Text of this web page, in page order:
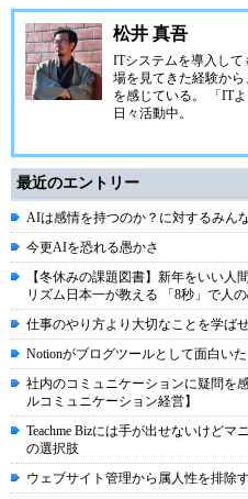
松井 真吾
ITシステムを導入し
場を見てきた経験か
を感じている。 「IT
日々活動中。
最近のエントリー
AIは感情を持つのか？に対するみん
今更AIを恐れる愚かさ
【冬休みの課題図書】新年をいい人
リズム日本一が教える 「8秒」で人
仕事のやり方より大切なことを学ば
Notionがブログツールとして面白い
社内のコミュニケーションに疑問を
ルコミュニケーション経営】
Teachme Bizには手が出せないけど
の選択肢
ウェブサイト管理から属人性を排除